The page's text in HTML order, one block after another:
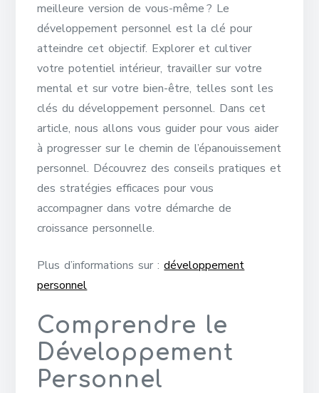
meilleure version de vous-même ? Le
développement personnel est la clé pour
atteindre cet objectif. Explorer et cultiver
votre potentiel intérieur, travailler sur votre
mental et sur votre bien-être, telles sont les
clés du développement personnel. Dans cet
article, nous allons vous guider pour vous aider
à progresser sur le chemin de l’épanouissement
personnel. Découvrez des conseils pratiques et
des stratégies efficaces pour vous
accompagner dans votre démarche de
croissance personnelle.
Plus d’informations sur :développement
personnel
Comprendre le
Développement
Personnel